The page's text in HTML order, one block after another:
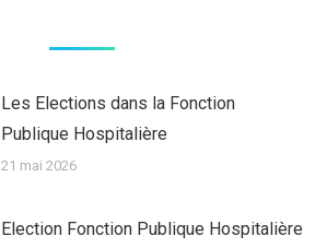
Les Elections dans la Fonction
Publique Hospitalière
21 mai 2026
Election Fonction Publique Hospitalière